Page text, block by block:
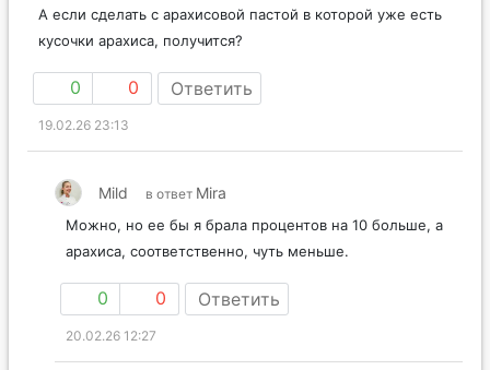
А если сделать с арахисовой пастой в которой уже есть
кусочки арахиса, получится?
0 0 Ответить
19.02.26 23:13
Mild в ответ Mira
Можно, но ее бы я брала процентов на 10 больше, а
арахиса, соответственно, чуть меньше.
0 0 Ответить
20.02.26 12:27